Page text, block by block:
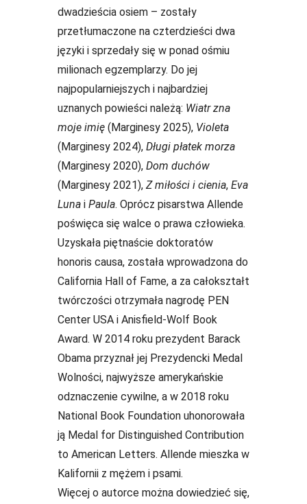
dwadzieścia osiem – zostały
przetłumaczone na czterdzieści dwa
języki i sprzedały się w ponad ośmiu
milionach egzemplarzy. Do jej
najpopularniejszych i najbardziej
uznanych powieści należą: Wiatr zna
moje imię (Marginesy 2025), Violeta
(Marginesy 2024), Długi płatek morza
(Marginesy 2020), Dom duchów
(Marginesy 2021), Z miłości i cienia, Eva
Luna i Paula. Oprócz pisarstwa Allende
poświęca się walce o prawa człowieka.
Uzyskała piętnaście doktoratów
honoris causa, została wprowadzona do
California Hall of Fame, a za całokształt
twórczości otrzymała nagrodę PEN
Center USA i Anisfield-Wolf Book
Award. W 2014 roku prezydent Barack
Obama przyznał jej Prezydencki Medal
Wolności, najwyższe amerykańskie
odznaczenie cywilne, a w 2018 roku
National Book Foundation uhonorowała
ją Medal for Distinguished Contribution
to American Letters. Allende mieszka w
Kalifornii z mężem i psami.
Więcej o autorce można dowiedzieć się,